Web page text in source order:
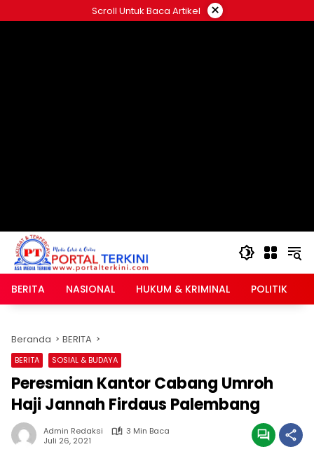
ke
Scroll Untuk Baca Artikel ×
BERITA NASIONAL HUKUM & KRIMINAL POLITIK
Beranda BERITA
BERITA SOSIAL & BUDAYA
Peresmian Kantor Cabang Umroh
Haji Jannah Firdaus Palembang
Admin Redaksi
3 Min Baca
Juli 26, 2021